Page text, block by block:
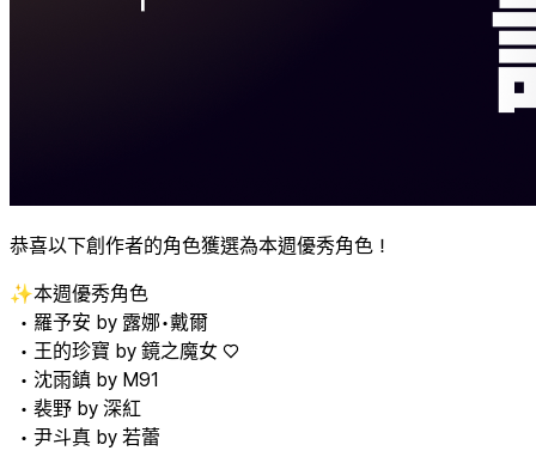
恭喜以下創作者的角色獲選為本週優秀角色！
✨本週優秀角色
• 羅予安 by 露娜•戴爾
• 王的珍寶 by 鏡之魔女 ♡
• 沈雨鎮 by M91
• 裴野 by 深紅
• 尹斗真 by 若蕾